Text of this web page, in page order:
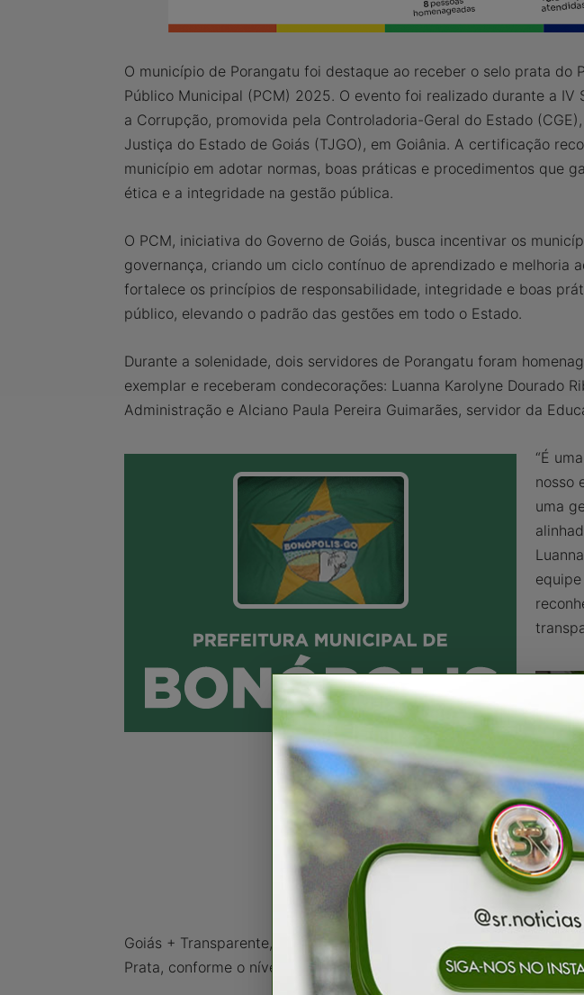
O município de Porangatu foi destaque ao receber o selo prata do
Público Municipal (PCM) 2025. O evento foi realizado durante a IV
a Corrupção, promovida pela Controladoria-Geral do Estado
Justiça do Estado de Goiás (TJGO), em Goiânia. A certificação
município em adotar normas, boas práticas e procedimentos que
ética e a integridade na gestão pública.
O PCM, iniciativa do Governo de Goiás, busca incentivar os
governança, criando um ciclo contínuo de aprendizado e melhoria
fortalece os princípios de responsabilidade, integridade e boas
público, elevando o padrão das gestões em todo o Estado.
Durante a solenidade, dois servidores de Porangatu foram
exemplar e receberam condecorações: Luanna Karolyne Dourado
Administração e Alciano Paula Pereira Guimarães, servidor da
“É
nosso
uma
Goiás + Transparente, Ética e Responsabilidade e Ouvidoria
Prata, conforme o nível de cumprimento das normas e critérios